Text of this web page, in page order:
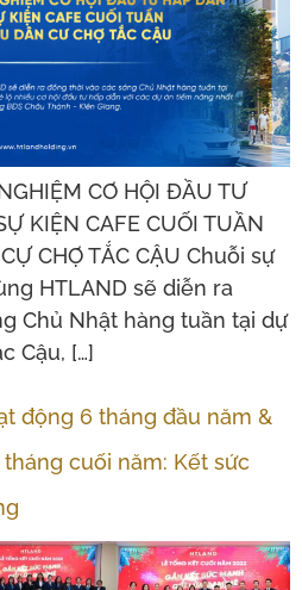
CƠ HỘI ĐẦU TƯ
KIỆN CAFE CUỐI TUẦN
CHỢ TẮC CẬU Chuỗi sự
HTLAND sẽ diễn ra
Chủ Nhật hàng tuần tại dự
Cậu, […]
động 6 tháng đầu năm &
cuối năm: Kết sức